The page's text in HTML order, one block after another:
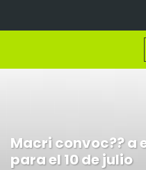
Macri convoc?? a
para el 10 de julio